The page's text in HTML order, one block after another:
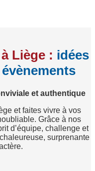
Liège : idées
et authentique
et faites vivre à vos
Grâce à nos
d’équipe, challenge et
surprenante